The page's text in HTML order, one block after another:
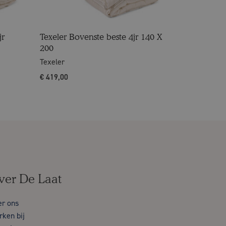
Texeler Bovenste beste 4jr 140 X
200
Texeler
€ 419,00
De Laat
ons
bij